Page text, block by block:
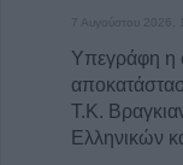
7 Αυγούστου 2026,
Υπεγράφη η
Τ.Κ.
Ελληνικών